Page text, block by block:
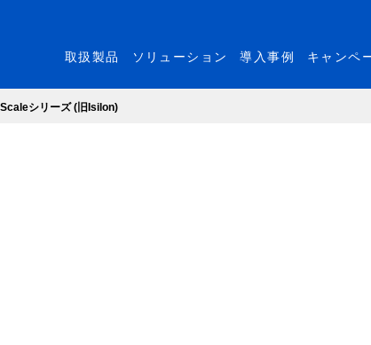
取扱製品 ソリューション 導入事例 キャンペ
シリーズ (旧Isilon)